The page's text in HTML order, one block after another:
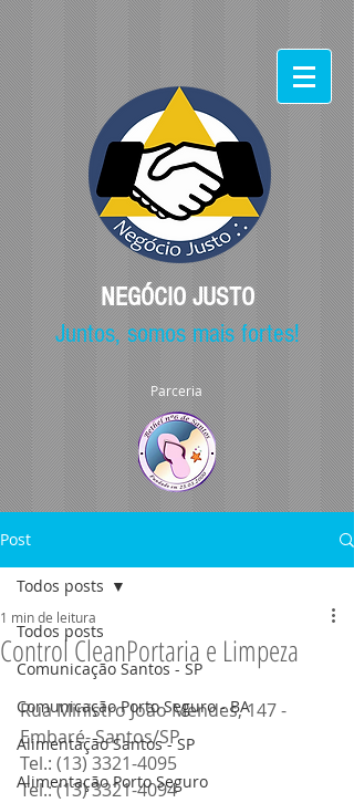
NEGÓCIO JUSTO
Juntos, somos mais fortes!
Parceria
Post
Todos posts
Comunicação Santos - SP
Comunicação Porto Seguro - BA
Alimentação Santos - SP
Alimentação Porto Seguro
Todos posts
Control Clean ​Portaria e Limpeza
1 min de leitura
Rua Ministro João Mendes, 147 -
Embaré- Santos/SP
Tel.: (13) 3321-4095
Tel.: (13) 3321-4094